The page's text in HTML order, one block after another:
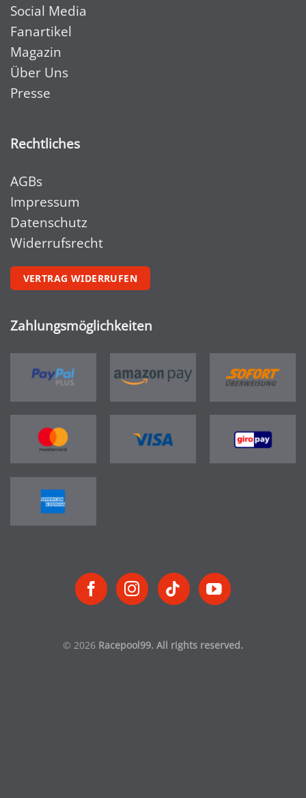
Social Media
Fanartikel
Magazin
Über Uns
Presse
Rechtliches
AGBs
Impressum
Datenschutz
Widerrufsrecht
VERTRAG WIDERRUFEN
Zahlungsmöglichkeiten
© 2026 Racepool99. All rights reserved.